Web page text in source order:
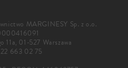
MARGINESY Sp. z o.o.
11a, 01-527 Warszawa
22 663 02 75